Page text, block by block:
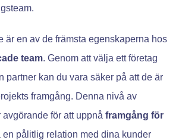
är en av de främsta egenskaperna hos
team. Genom att välja ett företag
partner kan du vara säker på att de är
framgång. Denna nivå av
för att uppnå framgång för
en pålitlig relation med dina kunder